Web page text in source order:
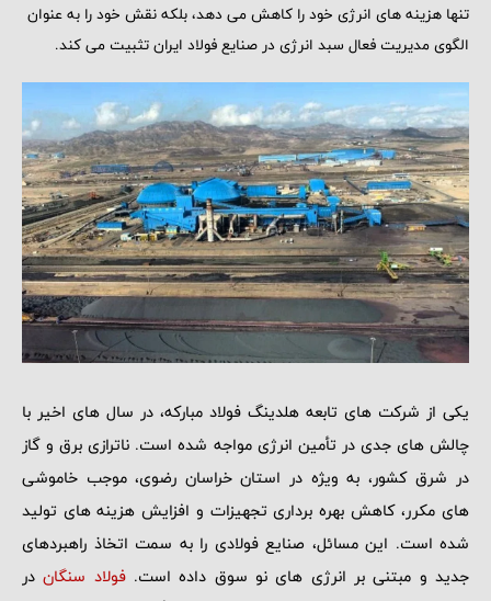
تنها هزینه‌ های انرژی خود را کاهش می ‌دهد، بلکه نقش خود را به ‌عنوان
الگوی مدیریت فعال سبد انرژی در صنایع فولاد ایران تثبیت می ‌کند.
یکی از شرکت‌ های تابعه هلدینگ فولاد مبارکه، در سال‌ های اخیر با
چالش‌ های جدی در تأمین انرژی مواجه شده است. ناترازی برق و گاز
در شرق کشور، به ‌ویژه در استان خراسان رضوی، موجب خاموشی‌
های مکرر، کاهش بهره‌ برداری تجهیزات و افزایش هزینه ‌های تولید
شده است. این مسائل، صنایع فولادی را به سمت اتخاذ راهبردهای
جدید و مبتنی بر انرژی ‌های نو سوق داده است.فولاد سنگاندر